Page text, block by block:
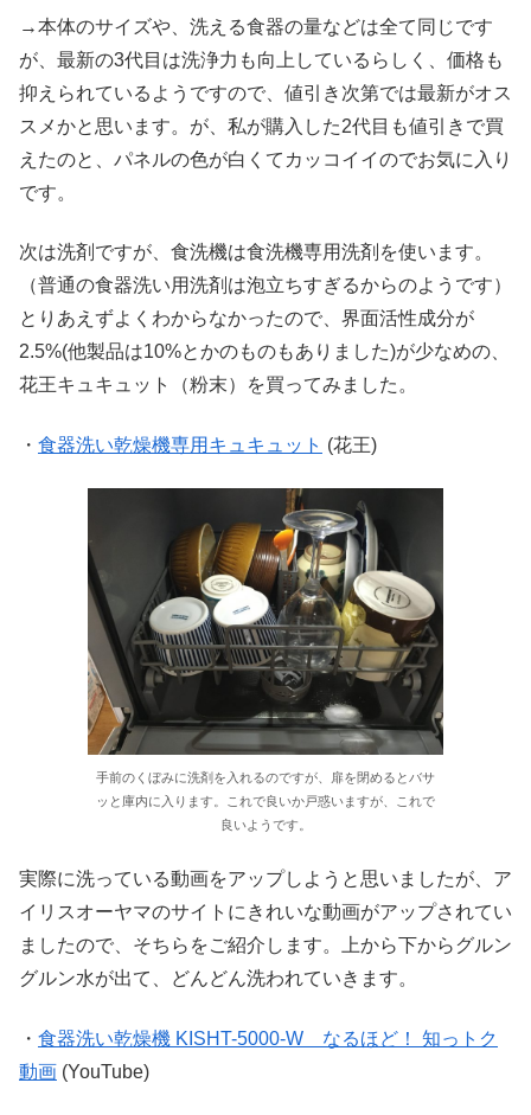
→本体のサイズや、洗える食器の量などは全て同じです
が、最新の3代目は洗浄力も向上しているらしく、価格も
抑えられているようですので、値引き次第では最新がオス
スメかと思います。が、私が購入した2代目も値引きで買
えたのと、パネルの色が白くてカッコイイのでお気に入り
です。
次は洗剤ですが、食洗機は食洗機専用洗剤を使います。
（普通の食器洗い用洗剤は泡立ちすぎるからのようです）
とりあえずよくわからなかったので、界面活性成分が
2.5%(他製品は10%とかのものもありました)が少なめの、
花王キュキュット（粉末）を買ってみました。
・ 食器洗い乾燥機専用キュキュット (花王)
手前のくぼみに洗剤を入れるのですが、扉を閉めるとバサ
ッと庫内に入ります。これで良いか戸惑いますが、これで
良いようです。
実際に洗っている動画をアップしようと思いましたが、ア
イリスオーヤマのサイトにきれいな動画がアップされてい
ましたので、そちらをご紹介します。上から下からグルン
グルン水が出て、どんどん洗われていきます。
・ 食器洗い乾燥機 KISHT-5000-W なるほど！ 知っトク
動画 (YouTube)